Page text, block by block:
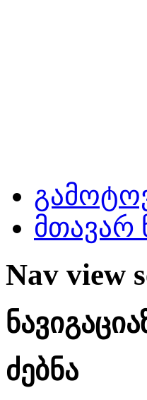
მთავარ
Nav view
ძებნა